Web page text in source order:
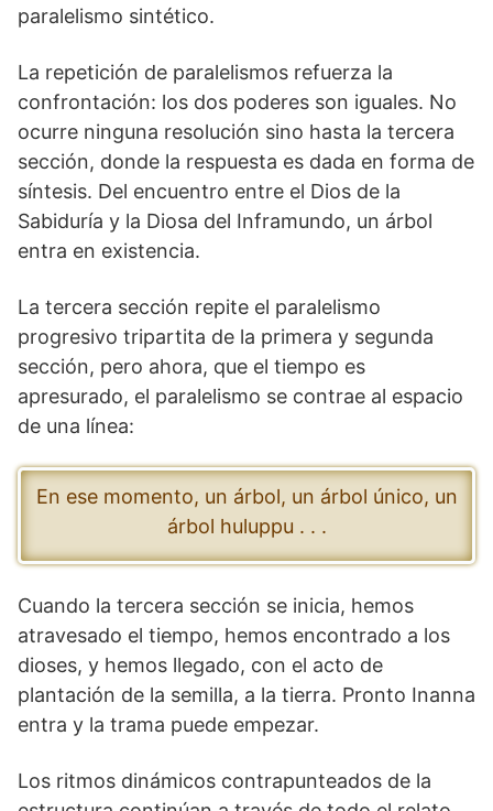
paralelismo sintético.
La repetición de paralelismos refuerza la
confrontación: los dos poderes son iguales. No
ocurre ninguna resolución sino hasta la tercera
sección, donde la respuesta es dada en forma de
síntesis. Del encuentro entre el Dios de la
Sabiduría y la Diosa del Inframundo, un árbol
entra en existencia.
La tercera sección repite el paralelismo
progresivo tripartita de la primera y segunda
sección, pero ahora, que el tiempo es
apresurado, el paralelismo se contrae al espacio
de una línea:
En ese momento, un árbol, un árbol único, un
árbol huluppu . . .
Cuando la tercera sección se inicia, hemos
atravesado el tiempo, hemos encontrado a los
dioses, y hemos llegado, con el acto de
plantación de la semilla, a la tierra. Pronto Inanna
entra y la trama puede empezar.
Los ritmos dinámicos contrapunteados de la